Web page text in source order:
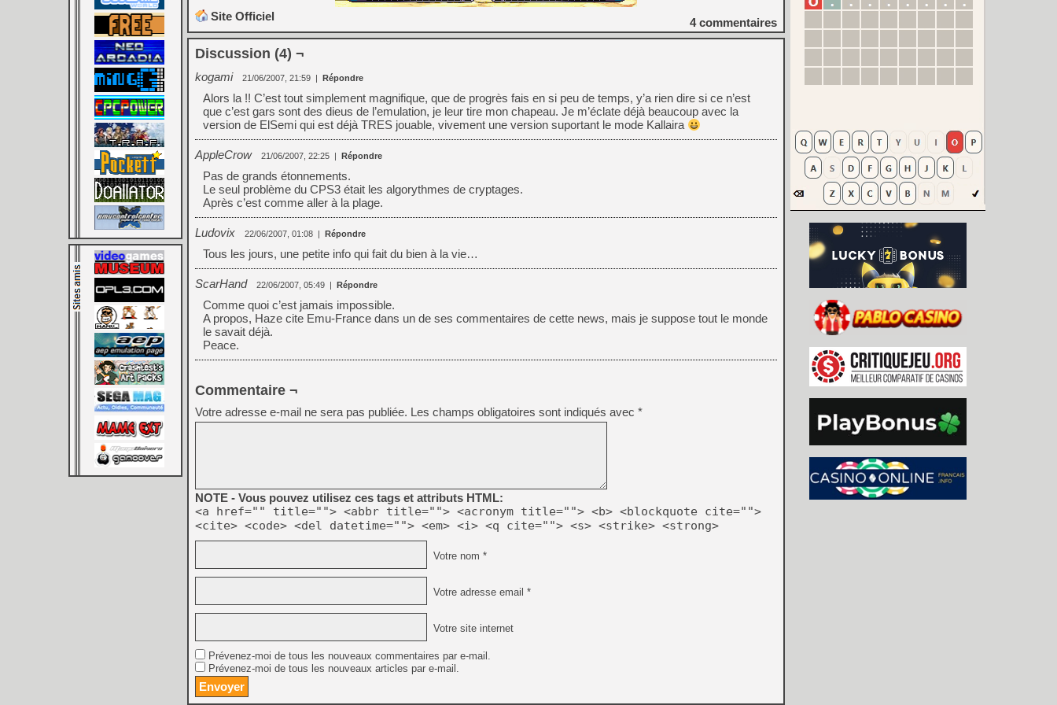
Site Officiel 4commentaires
Discussion (4) ¬
kogami 21/06/2007, 21:59 | Répondre
Alors la !! C’est tout simplement magnifique, que de progrès fais en si peu de temps, y’a rien dire si ce n’est
que c’est gars sont des dieus de l’emulation, je leur tire mon chapeau. Je m’éclate déjà beaucoup avec la
version de ElSemi qui est déjà TRES jouable, vivement une version suportant le mode Kallaira
AppleCrow 21/06/2007, 22:25 | Répondre
Pas de grands étonnements.
Le seul problème du CPS3 était les algorythmes de cryptages.
Après c’est comme aller à la plage.
Ludovix 22/06/2007, 01:08 | Répondre
Tous les jours, une petite info qui fait du bien à la vie…
ScarHand 22/06/2007, 05:49 | Répondre
Comme quoi c’est jamais impossible.
A propos, Haze cite Emu-France dans un de ses commentaires de cette news, mais je suppose tout le monde
le savait déjà.
Peace.
Commentaire ¬
Votre adresse e-mail ne sera pas publiée. Les champs obligatoires sont indiqués avec *
NOTE - Vous pouvez utilisez ces tags et attributs HTML:
<a href="" title=""> <abbr title=""> <acronym title=""> <b> <blockquote cite="">
<cite> <code> <del datetime=""> <em> <i> <q cite=""> <s> <strike> <strong>
Votre nom *
Votre adresse email *
Votre site internet
Prévenez-moi de tous les nouveaux commentaires par e-mail.
Prévenez-moi de tous les nouveaux articles par e-mail.